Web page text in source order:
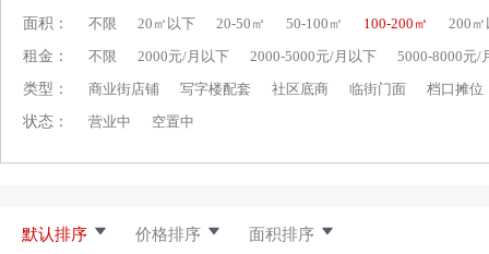
面积：
不限 20㎡以下 20-50㎡ 50-100㎡ 100-200㎡
200㎡
租金：
不限 2000元/月以下 2000-5000元/月以下
5000-8000元/
类型：
商业街店铺 写字楼配套 社区底商 临街门面
档口摊位
状态：
营业中 空置中
默认排序 价格排序 面积排序